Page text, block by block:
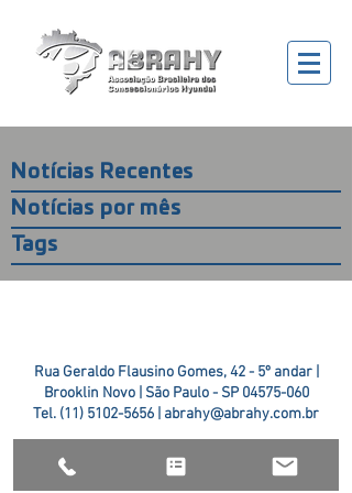
Notícias Recentes
Notícias por mês
Tags
Rua Geraldo Flausino Gomes, 42 - 5º andar |
Brooklin Novo | São Paulo - SP 04575-060
Tel. (11) 5102-5656 abrahy@abrahy.com.br
©2018 ABRAHY. criado pela TR2 Art + Design